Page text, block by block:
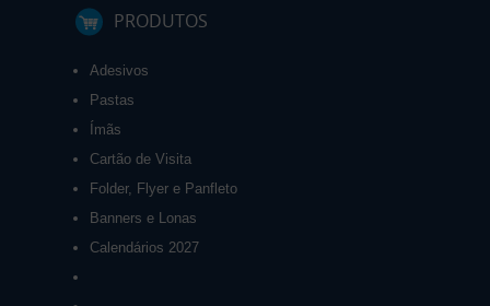
PRODUTOS
Adesivos
Pastas
Ímãs
Cartão de Visita
Folder, Flyer e Panfleto
Banners e Lonas
Calendários 2027